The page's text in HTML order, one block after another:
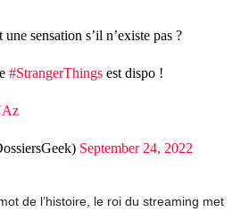
sensation s’il n’existe pas ?
#StrangerThings est dispo !
September 24, 2022
de l’histoire, le roi du streaming met